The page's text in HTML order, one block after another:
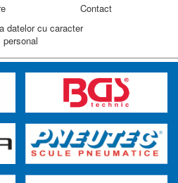
Contact
datelor cu caracter
personal